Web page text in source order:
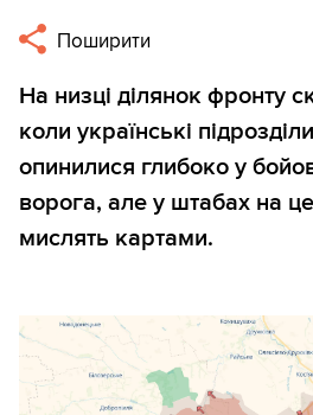
Поширити
На низці ділянок фронту
коли українські
опинилися глибоко у
ворога, але у штабах на
мислять картами.